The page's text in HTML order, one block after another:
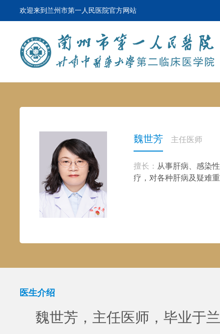
欢迎来到兰州市第一人民医院官方网站
魏世芳 主任医师
擅长： 从事肝病、感染
疗，对各种肝病及疑难
医生介绍
魏世芳，主任医师，毕业于